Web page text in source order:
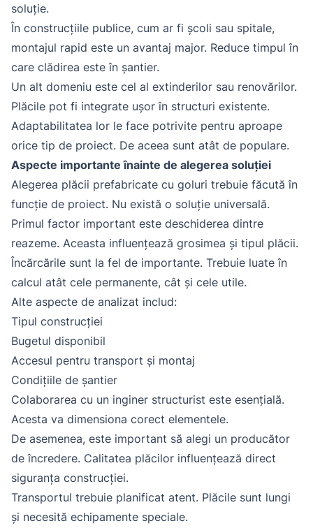
soluție.
În construcțiile publice, cum ar fi școli sau spitale,
montajul rapid este un avantaj major. Reduce timpul în
care clădirea este în șantier.
Un alt domeniu este cel al extinderilor sau renovărilor.
Plăcile pot fi integrate ușor în structuri existente.
Adaptabilitatea lor le face potrivite pentru aproape
orice tip de proiect. De aceea sunt atât de populare.
Aspecte importante înainte de alegerea soluției
Alegerea plăcii prefabricate cu goluri trebuie făcută în
funcție de proiect. Nu există o soluție universală.
Primul factor important este deschiderea dintre
reazeme. Aceasta influențează grosimea și tipul plăcii.
Încărcările sunt la fel de importante. Trebuie luate în
calcul atât cele permanente, cât și cele utile.
Alte aspecte de analizat includ:
Tipul construcției
Bugetul disponibil
Accesul pentru transport și montaj
Condițiile de șantier
Colaborarea cu un inginer structurist este esențială.
Acesta va dimensiona corect elementele.
De asemenea, este important să alegi un producător
de încredere. Calitatea plăcilor influențează direct
siguranța construcției.
Transportul trebuie planificat atent. Plăcile sunt lungi
și necesită echipamente speciale.